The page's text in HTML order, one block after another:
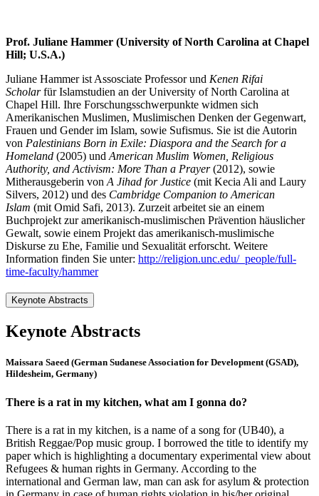
Prof. Juliane Hammer (University of North Carolina at Chapel
Hill; U.S.A.)
Juliane Hammer ist Assosciate Professor und Kenen Rifai
Scholarfür Islamstudien an der University of North Carolina at
Chapel Hill. Ihre Forschungsschwerpunkte widmen sich
Amerikanischen Muslimen, Muslimischen Denken der Gegenwart,
Frauen und Gender im Islam, sowie Sufismus. Sie ist die Autorin
von Palestinians Born in Exile: Diaspora and the Search for a
Homeland (2005) und American Muslim Women, Religious
Authority, and Activism: More Than a Prayer(2012), sowie
Mitherausgeberin von A Jihad for Justice (mit Kecia Ali and Laury
Silvers, 2012) und des Cambridge Companion to American
Islam (mit Omid Safi, 2013). Zurzeit arbeitet sie an einem
Buchprojekt zur amerikanisch-muslimischen Prävention häuslicher
Gewalt, sowie einem Projekt das amerikanisch-muslimische
Diskurse zu Ehe, Familie und Sexualität erforscht. Weitere
Information finden Sie unter: http://religion.unc.edu/_people/full-
time-faculty/hammer
Keynote Abstracts
Keynote Abstracts
Maissara Saeed (German Sudanese Association for Development (GSAD),
Hildesheim, Germany)
There is a rat in my kitchen, what am I gonna do?
There is a rat in my kitchen, is a name of a song for (UB40), a
British Reggae/Pop music group. I borrowed the title to identify my
paper which is highlighting a documentary experimental view about
Refugees & human rights in Germany. According to the
international and German law, man can ask for asylum & protection